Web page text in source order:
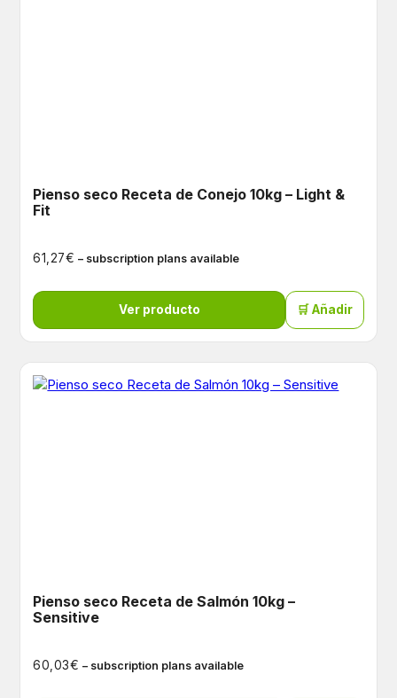
Pienso seco Receta de Conejo 10kg – Light &
Fit
61,27€ – subscription plans available
Ver producto 🛒 Añadir
Pienso seco Receta de Salmón 10kg –
Sensitive
60,03€ – subscription plans available